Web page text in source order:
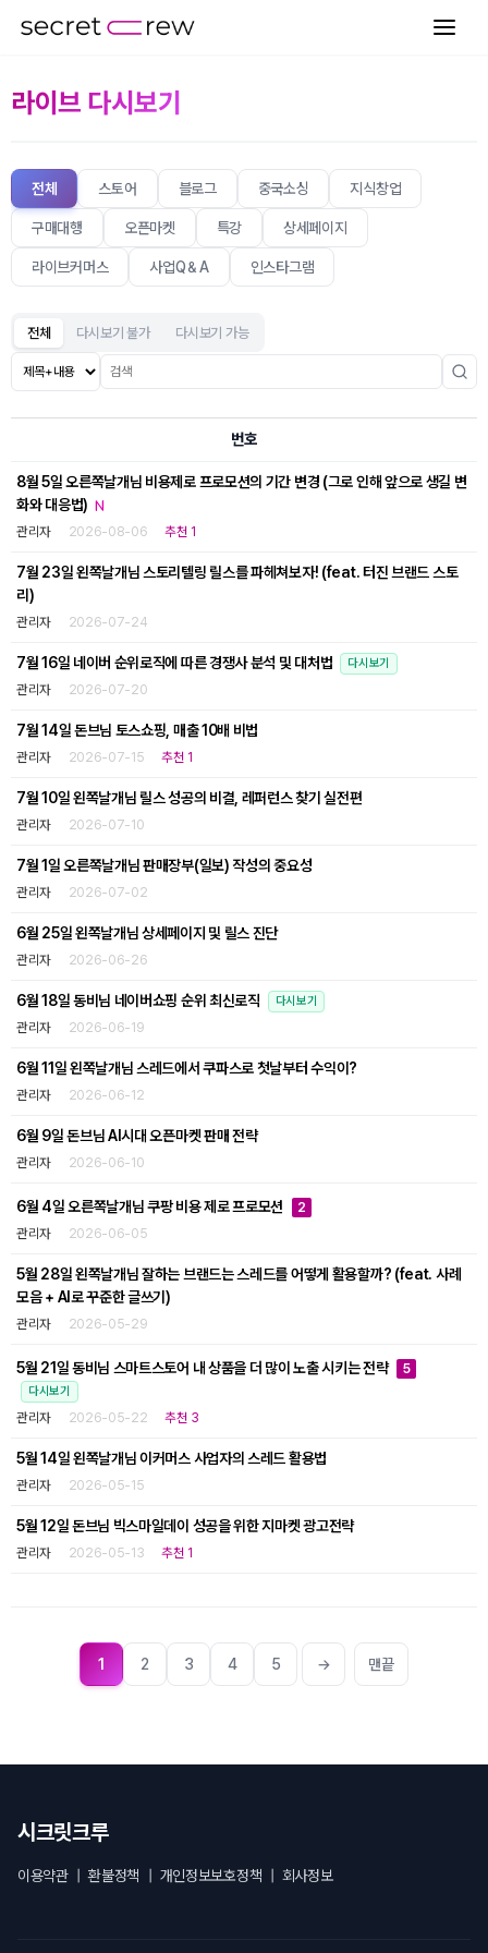
라이브 다시보기
전체 스토어 블로그 중국소싱 지식창업
구매대행 오픈마켓 특강 상세페이지
라이브커머스 사업Q＆A 인스타그램
전체 다시보기 불가 다시보기 가능
번호
8월 5일 오른쪽날개님 비용제로 프로모션의 기간 변경 (그로 인해 앞으로 생길 변
화와 대응법)
관리자 2026-08-06 추천 1
7월 23일 왼쪽날개님 스토리텔링 릴스를 파헤쳐보자! (feat. 터진 브랜드 스토
리)
관리자 2026-07-24
7월 16일 네이버 순위로직에 따른 경쟁사 분석 및 대처법 다시보기
관리자 2026-07-20
7월 14일 돈브님 토스쇼핑, 매출 10배 비법
관리자 2026-07-15 추천 1
7월 10일 왼쪽날개님 릴스 성공의 비결, 레퍼런스 찾기 실전편
관리자 2026-07-10
7월 1일 오른쪽날개님 판매장부(일보) 작성의 중요성
관리자 2026-07-02
6월 25일 왼쪽날개님 상세페이지 및 릴스 진단
관리자 2026-06-26
6월 18일 동비님 네이버쇼핑 순위 최신로직 다시보기
관리자 2026-06-19
6월 11일 왼쪽날개님 스레드에서 쿠파스로 첫날부터 수익이?
관리자 2026-06-12
6월 9일 돈브님 AI시대 오픈마켓 판매 전략
관리자 2026-06-10
6월 4일 오른쪽날개님 쿠팡 비용 제로 프로모션 2
관리자 2026-06-05
5월 28일 왼쪽날개님 잘하는 브랜드는 스레드를 어떻게 활용할까? (feat. 사례
모음 + AI로 꾸준한 글쓰기)
관리자 2026-05-29
5월 21일 동비님 스마트스토어 내 상품을 더 많이 노출 시키는 전략 5
다시보기
관리자 2026-05-22 추천 3
5월 14일 왼쪽날개님 이커머스 사업자의 스레드 활용법
관리자 2026-05-15
5월 12일 돈브님 빅스마일데이 성공을 위한 지마켓 광고전략
관리자 2026-05-13 추천 1
1 2 3 4 5 → 맨끝
시크릿크루
이용약관|환불정책 개인정보보호정책 회사정보